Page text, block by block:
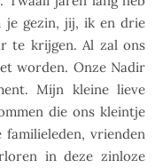
je gezin, jij, ik en drie
te krijgen. Al zal ons
worden. Onze Nadir
Mijn kleine lieve
die ons kleintje
vrienden
in deze zinloze